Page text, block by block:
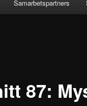
Samarbetspartners
87: